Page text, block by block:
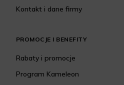
Kontakt i dane firmy
PROMOCJE I BENEFITY
Rabaty i promocje
Program Kameleon